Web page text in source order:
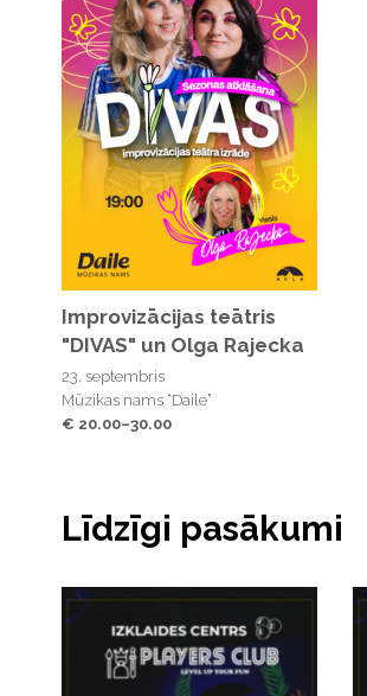
Improvizācijas teātris
"DIVAS" un Olga Rajecka
23. septembris
Mūzikas nams “Daile”
€ 20.00–30.00
Līdzīgi pasākumi